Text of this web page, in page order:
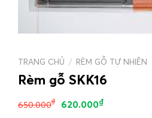
TRANG CHỦ / RÈM GỖ TỰ NHIÊN
Rèm gỗ SKK16
650.000₫ 620.000₫